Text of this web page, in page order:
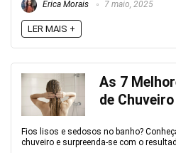
Érica Morais 7 maio, 2025
LER MAIS +
As 7
de Chuveiro
Fios lisos e sedosos no banho?
chuveiro e surpreenda-se com o